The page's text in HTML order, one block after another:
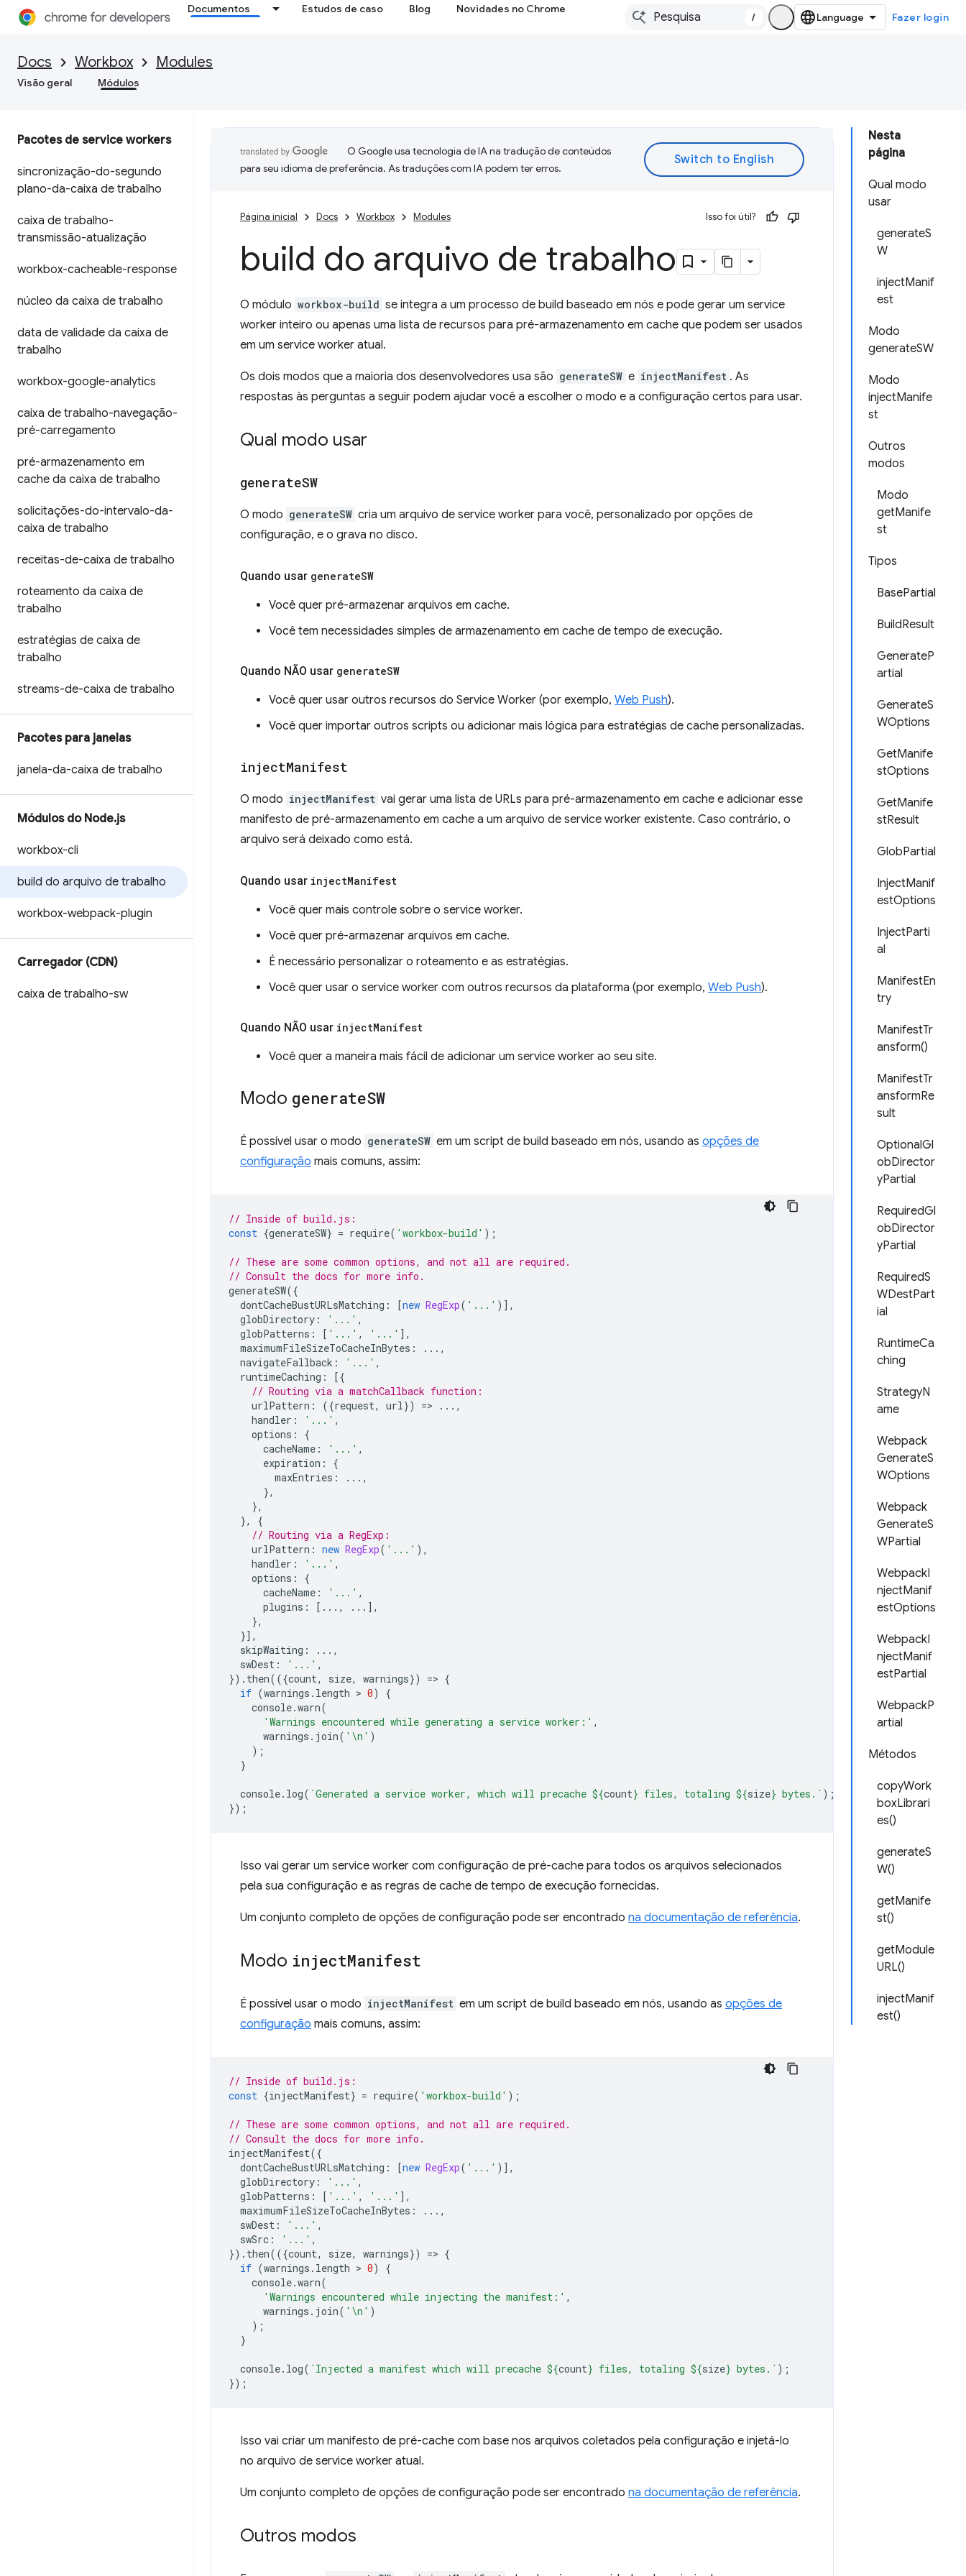
Documentos Estudos de caso Blog Novidades no Chrome
/ Fazer login
Docs Workbox Modules
Visão geral Módulos
Pacotes de service workers
sincronização-do-segundo
plano-da-caixa de trabalho
caixa de trabalho-
transmissão-atualização
workbox-cacheable-response
núcleo da caixa de trabalho
data de validade da caixa de
trabalho
workbox-google-analytics
caixa de trabalho-navegação-
pré-carregamento
pré-armazenamento em
cache da caixa de trabalho
solicitações-do-intervalo-da-
caixa de trabalho
receitas-de-caixa de trabalho
roteamento da caixa de
trabalho
estratégias de caixa de
trabalho
streams-de-caixa de trabalho
Pacotes para janelas
janela-da-caixa de trabalho
Módulos do Node.js
workbox-cli
build do arquivo de trabalho
workbox-webpack-plugin
Carregador (CDN)
caixa de trabalho-sw
Nesta
página
Qual modo
usar
generateS
W
injectManif
est
Modo
generateSW
Modo
injectManife
st
Outros
modos
Modo
getManife
st
Tipos
BasePartial
BuildResult
GenerateP
artial
GenerateS
WOptions
GetManife
stOptions
GetManife
stResult
GlobPartial
InjectManif
estOptions
InjectParti
al
ManifestEn
try
ManifestTr
ansform()
ManifestTr
ansformRe
sult
OptionalGl
obDirector
yPartial
RequiredGl
obDirector
yPartial
RequiredS
WDestPart
ial
RuntimeCa
ching
StrategyN
ame
Webpack
GenerateS
WOptions
Webpack
GenerateS
WPartial
WebpackI
njectManif
estOptions
WebpackI
njectManif
estPartial
WebpackP
artial
Métodos
copyWork
boxLibrari
es()
generateS
W()
getManife
st()
getModule
URL()
injectManif
est()
O Google usa tecnologia de IA na tradução de conteúdos
para seu idioma de preferência. As traduções com IA podem ter erros.
Página inicial Docs Workbox Modules Isso foi útil?
build do arquivo de trabalho
O módulo workbox-build se integra a um processo de build baseado em nós e pode gerar um service
worker inteiro ou apenas uma lista de recursos para pré-armazenamento em cache que podem ser usados
em um service worker atual.
Os dois modos que a maioria dos desenvolvedores usa são generateSW e injectManifest . As
respostas às perguntas a seguir podem ajudar você a escolher o modo e a configuração certos para usar.
Qual modo usar
generateSW
O modo generateSW cria um arquivo de service worker para você, personalizado por opções de
configuração, e o grava no disco.
Quando usar generateSW
Você quer pré-armazenar arquivos em cache.
Você tem necessidades simples de armazenamento em cache de tempo de execução.
Quando NÃO usar generateSW
Você quer usar outros recursos do Service Worker (por exemplo, Web Push).
Você quer importar outros scripts ou adicionar mais lógica para estratégias de cache personalizadas.
injectManifest
O modo injectManifest vai gerar uma lista de URLs para pré-armazenamento em cache e adicionar esse
manifesto de pré-armazenamento em cache a um arquivo de service worker existente. Caso contrário, o
arquivo será deixado como está.
Quando usar injectManifest
Você quer mais controle sobre o service worker.
Você quer pré-armazenar arquivos em cache.
É necessário personalizar o roteamento e as estratégias.
Você quer usar o service worker com outros recursos da plataforma (por exemplo, Web Push).
Quando NÃO usar injectManifest
Você quer a maneira mais fácil de adicionar um service worker ao seu site.
Modo generateSW
É possível usar o modo generateSW em um script de build baseado em nós, usando as opções de
configuração mais comuns, assim:
// Inside of build.js:
const {generateSW} = require( 'workbox-build' );
// These are some common options, and not all are required.
// Consult the docs for more info.
generateSW({
dontCacheBustURLsMatching : [new RegExp( '...' )],
globDirectory : '...' ,
globPatterns : [ '...' , '...' ],
maximumFileSizeToCacheInBytes :
...,
navigateFallback : '...' ,
runtimeCaching :
[{
// Routing via a matchCallback function:
urlPattern : ({request, url}) =>
...,
handler : '...' ,
options :
{
cacheName : '...' ,
expiration :
{
maxEntries :
...,
},
},
},
{
// Routing via a RegExp:
urlPattern : new RegExp( '...' ),
handler : '...' ,
options :
{
cacheName : '...' ,
plugins : [...,
...],
},
}],
skipWaiting :
...,
swDest : '...' ,
}). then(({count, size, warnings}) => {
if (warnings . length > 0)
{
console.warn(
'Warnings encountered while generating a service worker:' ,
warnings . join( '\n' )
);
}
console. log( `Generated a service worker, which will precache ${count} files, totaling ${size} bytes.` );
});
Isso vai gerar um service worker com configuração de pré-cache para todos os arquivos selecionados
pela sua configuração e as regras de cache de tempo de execução fornecidas.
Um conjunto completo de opções de configuração pode ser encontrado na documentação de referência.
Modo injectManifest
É possível usar o modo injectManifest em um script de build baseado em nós, usando as opções de
configuração mais comuns, assim:
// Inside of build.js:
const {injectManifest} = require( 'workbox-build' );
// These are some common options, and not all are required.
// Consult the docs for more info.
injectManifest({
dontCacheBustURLsMatching : [new RegExp( '...' )],
globDirectory : '...' ,
globPatterns : [ '...' , '...' ],
maximumFileSizeToCacheInBytes :
...,
swDest : '...' ,
swSrc : '...' ,
}). then(({count, size, warnings}) => {
if (warnings . length > 0)
{
console.warn(
'Warnings encountered while injecting the manifest:' ,
warnings . join( '\n' )
);
}
console. log( `Injected a manifest which will precache ${count} files, totaling ${size} bytes.` );
});
Isso vai criar um manifesto de pré-cache com base nos arquivos coletados pela configuração e injetá-lo
no arquivo de service worker atual.
Um conjunto completo de opções de configuração pode ser encontrado na documentação de referência.
Outros modos